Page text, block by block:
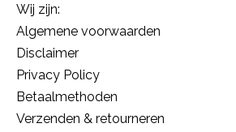
Wij zijn:
Algemene voorwaarden
Disclaimer
Privacy Policy
Betaalmethoden
Verzenden & retourneren